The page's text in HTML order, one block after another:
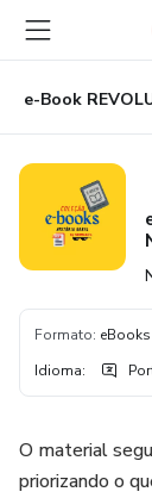
para
conteúdo
principal
para
pagamento
para
rodapé
Formato:
Idioma:
O material
priorizando o